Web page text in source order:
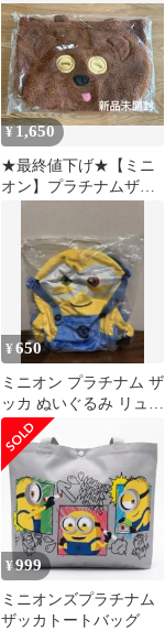
¥1,650
★最終値下げ★【ミニ
オン】プラチナムザッ
¥650
ミニオン プラチナム ザ
ッカ ぬいぐるみ リュッ
ク バッグ ボブ キャラ
クター
¥999
ミニオンズプラチナム
ザッカトートバッグ